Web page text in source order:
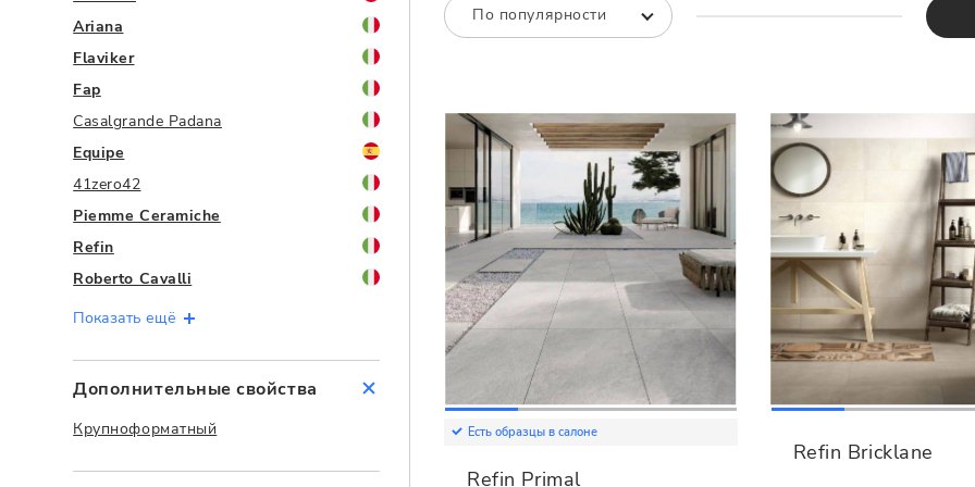
Все
Посмотреть всю керамическую плитку
Все
Посмотреть весь керамогранит
Посмотреть всю мозаику
Ariana
Flaviker
Fap
Casalgrande Padana
Equipe
41zero42
Piemme Ceramiche
Refin
Roberto Cavalli
Показать ещё
Дополнительные свойства
Крупноформатный
По популярности
Есть образцы в салоне
Refin Primal
Refin Bricklane